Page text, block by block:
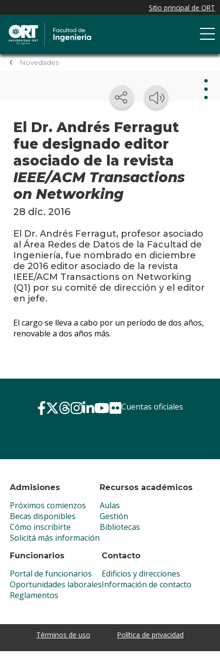
Novedades
El Dr. Andrés Ferragut
fue designado editor
asociado de la revista
IEEE/ACM Transactions
on Networking
en
Blog
28 dic. 2016
El Dr. Andrés Ferragut, profesor asociado
al Área Redes de Datos de la Facultad de
Ingeniería, fue nombrado en diciembre
de 2016 editor asociado de la revista
IEEE/ACM Transactions on Networking
(Q1) por su comité de dirección y el editor
en jefe.
El cargo se lleva a cabo por un período de dos años,
renovable a dos años más.
Admisiones
Próximos comienzos
Becas disponibles
Cómo inscribirte
Solicitá más información
Recursos académicos
Aulas
Gestión
Bibliotecas
Funcionarios
Portal de funcionarios
Oportunidades laborales
Reglamentos
Contacto
Edificios y direcciones
Información de contacto
Cuentas oficiales
Términos de uso Política de privacidad